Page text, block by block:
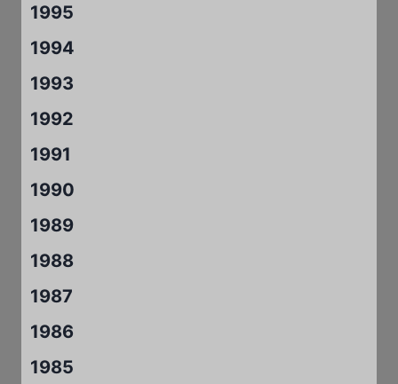
1995
1994
1993
1992
1991
1990
1989
1988
1987
1986
1985